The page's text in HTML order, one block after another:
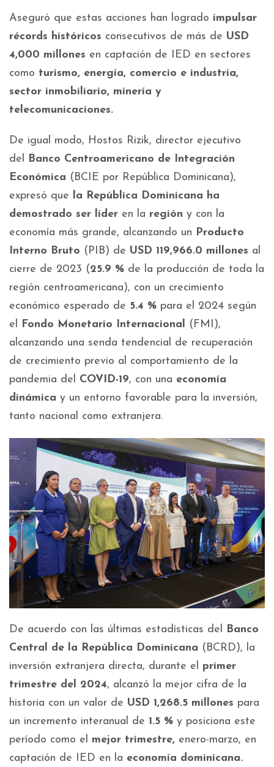
Aseguró que estas acciones han logrado impulsar
récords históricos consecutivos de más de USD
4,000 millones en captación de IED en sectores
como turismo, energía, comercio e industria,
sector inmobiliario, minería y
telecomunicaciones.
De igual modo, Hostos Rizik, director ejecutivo
del
Banco Centroamericano de Integración
Económica (BCIE por República Dominicana),
expresó que
la República Dominicana ha
demostrado ser líder en la región y con la
economía más grande, alcanzando un Producto
Interno Bruto (PIB) de USD 119,966.0 millones al
cierre de 2023 (25.9 % de la producción de toda la
región centroamericana), con un crecimiento
económico esperado de 5.4 % para el 2024 según
el
Fondo Monetario Internacional
(FMI),
alcanzando una senda tendencial de recuperación
de crecimiento previo al comportamiento de la
pandemia del COVID-19, con una economía
dinámica y un entorno favorable para la inversión,
tanto nacional como extranjera.
De acuerdo con las últimas estadísticas del
Banco
Central de la República Dominicana (BCRD), la
inversión extranjera directa, durante el primer
trimestre del 2024, alcanzó la mejor cifra de la
historia con un valor de USD 1,268.5 millones para
un incremento interanual de 1.5 % y posiciona este
período como el mejor trimestre, enero-marzo, en
captación de IED en la economía dominicana.